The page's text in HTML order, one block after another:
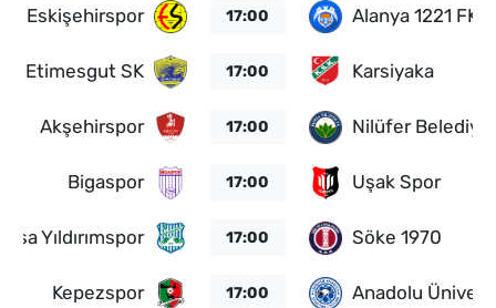
Eskişehirspor 17:00 Alanya 1221 FK
Etimesgut SK 17:00 Karsiyaka
Akşehirspor 17:00 Nilüfer Belediye
Bigaspor 17:00 Uşak Spor
Yıldırımspor 17:00 Söke 1970
Kepezspor 17:00 Anadolu